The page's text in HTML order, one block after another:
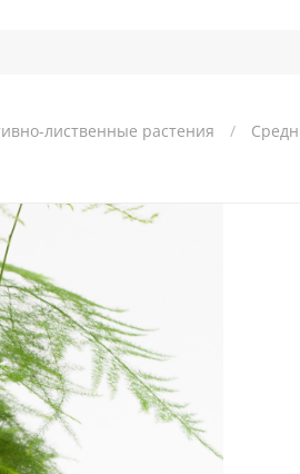
лиственные растения